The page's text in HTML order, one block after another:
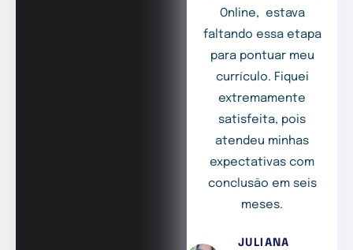
Online, estava
faltando essa etapa
para pontuar meu
currículo. Fiquei
extremamente
satisfeita, pois
atendeu minhas
expectativas com
conclusão em seis
meses.
JULIANA